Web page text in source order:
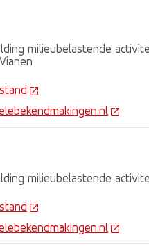
milieubelastende
milieubelastende